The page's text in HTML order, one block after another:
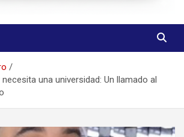
y Pueblo
una universidad: Un llamado al